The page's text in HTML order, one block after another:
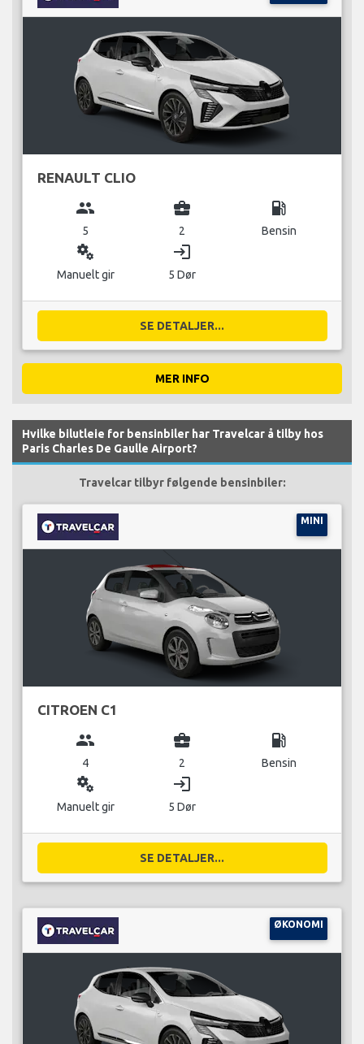
RENAULT CLIO
group
5
business_center
2
local_gas_station
Bensin
miscellaneous_services
Manuelt gir
login
5 Dør
SE DETALJER...
MER INFO
Hvilke bilutleie for bensinbiler har Travelcar å tilby hos
Paris Charles De Gaulle Airport?
Travelcar tilbyr følgende bensinbiler:
MINI
CITROEN C1
group
4
business_center
2
local_gas_station
Bensin
miscellaneous_services
Manuelt gir
login
5 Dør
SE DETALJER...
ØKONOMI